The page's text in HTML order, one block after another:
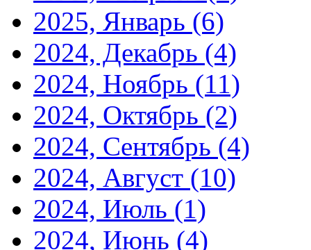
2025, Январь (6)
2024, Декабрь (4)
2024, Ноябрь (11)
2024, Октябрь (2)
2024, Сентябрь (4)
2024, Август (10)
2024, Июль (1)
2024, Июнь (4)